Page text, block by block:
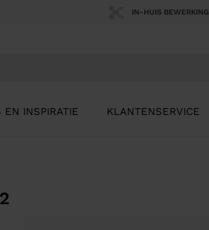
IN-HUIS BEWERKING
EN INSPIRATIE KLANTENSERVICE